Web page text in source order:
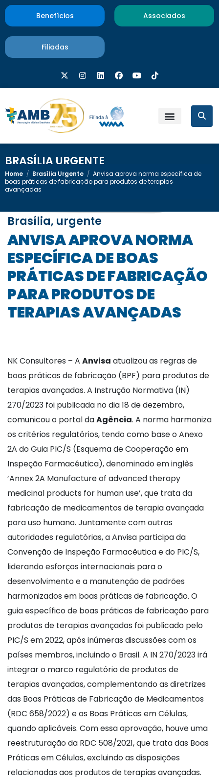
Benefícios Associados
Filiadas
BRASÍLIA URGENTE
Home / Brasília Urgente / Anvisa aprova norma específica de
boas práticas de fabricação para produtos de terapias
avançadas
Brasília, urgente
ANVISA APROVA NORMA
ESPECÍFICA DE BOAS
PRÁTICAS DE FABRICAÇÃO
PARA PRODUTOS DE
TERAPIAS AVANÇADAS
NK Consultores – A Anvisa atualizou as regras de
boas práticas de fabricação (BPF) para produtos de
terapias avançadas. A Instrução Normativa (IN)
270/2023 foi publicada no dia 18 de dezembro,
comunicou o portal daAgência. A norma harmoniza
os critérios regulatórios, tendo como base o Anexo
2A do Guia PIC/S (Esquema de Cooperação em
Inspeção Farmacêutica), denominado em inglês
’Annex 2A Manufacture of advanced therapy
medicinal products for human use’, que trata da
fabricação de medicamentos de terapia avançada
para uso humano. Juntamente com outras
autoridades regulatórias, a Anvisa participa da
Convenção de Inspeção Farmacêutica e do PIC/S,
liderando esforços internacionais para o
desenvolvimento e a manutenção de padrões
harmonizados em boas práticas de fabricação. O
guia específico de boas práticas de fabricação para
produtos de terapias avançadas foi publicado pelo
PIC/S em 2022, após inúmeras discussões com os
países membros, incluindo o Brasil. A IN 270/2023 irá
integrar o marco regulatório de produtos de
terapias avançadas, complementando as diretrizes
das Boas Práticas de Fabricação de Medicamentos
(RDC 658/2022) e as Boas Práticas em Células,
quando aplicáveis. Com essa aprovação, houve uma
reestruturação da RDC 508/2021, que trata das Boas
Práticas em Células, excluindo as disposições
relacionadas aos produtos de terapias avançadas.